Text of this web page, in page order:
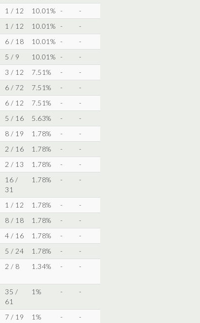
1 / 12 10.01% -
-
1 / 12 10.01% -
-
6 / 18 10.01% -
-
5 / 9 10.01% -
-
3 / 12 7.51% -
-
6 / 72 7.51% -
-
6 / 12 7.51% -
-
5 / 16 5.63% -
-
8 / 19 1.78% -
-
2 / 16 1.78% -
-
2 / 13 1.78% -
-
16 /
31
1.78% - -
1 / 12 1.78% -
-
8 / 18 1.78% -
-
4 / 16 1.78% -
-
5 / 24 1.78% -
-
2 / 8 1.34% - -
35 /
61
1% - -
7 / 19 1% -
-